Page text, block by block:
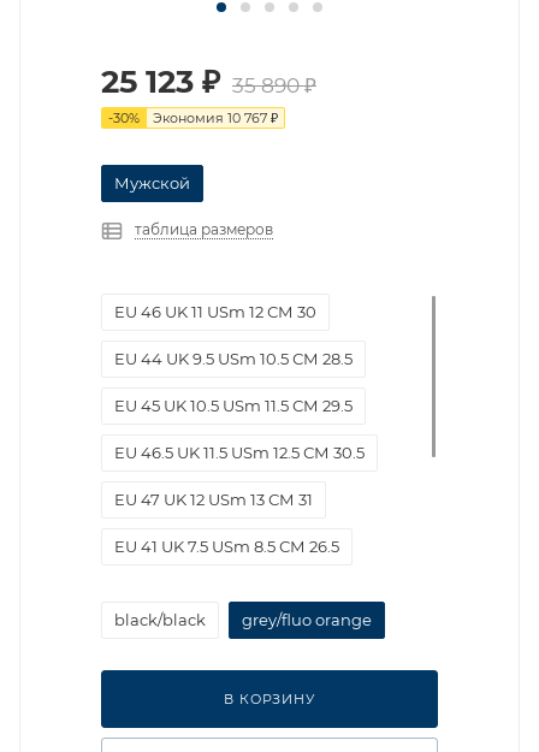
25 123 ₽ 35 890₽
-30% Экономия 10 767 ₽
Мужской
таблица размеров
EU 46 UK 11 USm 12 СМ 30
EU 44 UK 9.5 USm 10.5 СМ 28.5
EU 45 UK 10.5 USm 11.5 СМ 29.5
EU 46.5 UK 11.5 USm 12.5 СМ 30.5
EU 47 UK 12 USm 13 СМ 31
EU 41 UK 7.5 USm 8.5 СМ 26.5
EU 42.5 UK 8.5 USm 9.5 СМ 27.5
EU 44.5 UK 10 USm 11 СМ 29
black/black grey/fluo orange
В КОРЗИНУ